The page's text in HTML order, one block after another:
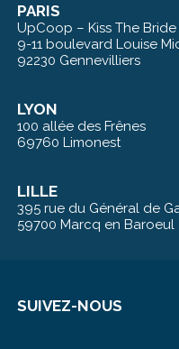
PARIS
UpCoop – Kiss The Bride
9-11 boulevard Louise
92230 Gennevilliers
LYON
100 allée des Frênes
69760 Limonest
LILLE
395 rue du Général de
59700 Marcq en Baroeul
SUIVEZ-NOUS